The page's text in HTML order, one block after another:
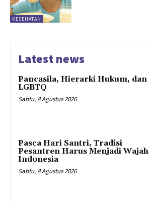
KESEHATAN
Latest news
Pancasila, Hierarki Hukum, dan
LGBTQ
Sabtu, 8 Agustus 2026
Pasca Hari Santri, Tradisi
Pesantren Harus Menjadi Wajah
Indonesia
Sabtu, 8 Agustus 2026